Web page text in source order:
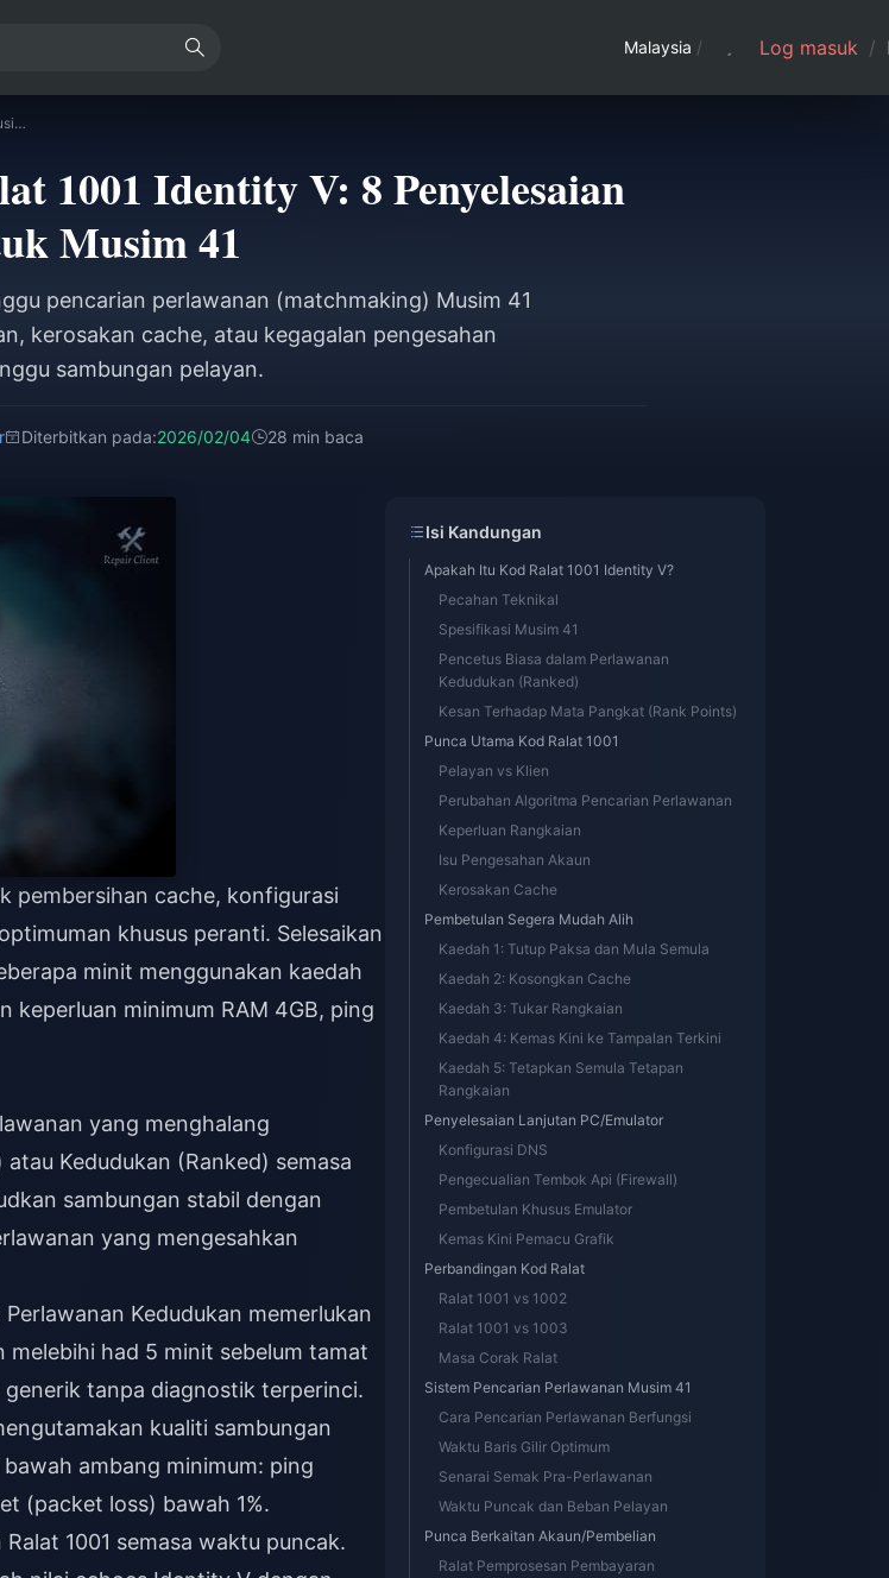
Malaysia / Log masuk /
Cara Membaiki Kod Ralat 1001 Identity V: 8 Penyelesaian untuk Musim 41
1001 Identity V: 8 Penyelesaian
Musim 41
pencarian perlawanan (matchmaking) Musim 41
kerosakan cache, atau kegagalan pengesahan
sambungan pelayan.
Diterbitkan pada:2026/02/04 28 min baca
pembersihan cache, konfigurasi
khusus peranti. Selesaikan
minit menggunakan kaedah
keperluan minimum RAM 4GB, ping
yang menghalang
Kedudukan (Ranked) semasa
sambungan stabil dengan
yang mengesahkan
Kedudukan memerlukan
melebihi had 5 minit sebelum tamat
tanpa diagnostik terperinci.
kualiti sambungan
ambang minimum: ping
(packet loss) bawah 1%.
1001 semasa waktu puncak.
Isi Kandungan
Apakah Itu Kod Ralat 1001 Identity V?
Pecahan Teknikal
Spesifikasi Musim 41
Pencetus Biasa dalam Perlawanan
Kedudukan (Ranked)
Kesan Terhadap Mata Pangkat (Rank Points)
Punca Utama Kod Ralat 1001
Pelayan vs Klien
Perubahan Algoritma Pencarian Perlawanan
Keperluan Rangkaian
Isu Pengesahan Akaun
Kerosakan Cache
Pembetulan Segera Mudah Alih
Kaedah 1: Tutup Paksa dan Mula Semula
Kaedah 2: Kosongkan Cache
Kaedah 3: Tukar Rangkaian
Kaedah 4: Kemas Kini ke Tampalan Terkini
Kaedah 5: Tetapkan Semula Tetapan
Rangkaian
Penyelesaian Lanjutan PC/Emulator
Konfigurasi DNS
Pengecualian Tembok Api (Firewall)
Pembetulan Khusus Emulator
Kemas Kini Pemacu Grafik
Perbandingan Kod Ralat
Ralat 1001 vs 1002
Ralat 1001 vs 1003
Masa Corak Ralat
Sistem Pencarian Perlawanan Musim 41
Cara Pencarian Perlawanan Berfungsi
Waktu Baris Gilir Optimum
Senarai Semak Pra-Perlawanan
Waktu Puncak dan Beban Pelayan
Punca Berkaitan Akaun/Pembelian
Ralat Pemprosesan Pembayaran